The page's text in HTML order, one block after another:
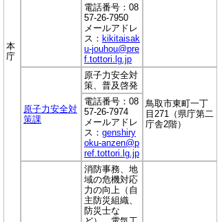
本
庁
電話番号：08
57-26-7950
メールアドレ
ス： kikitaisak
u-jouhou@pre
f.tottori.lg.jp
原子力安全対
策課
原子力安全対
策、普及啓発
鳥取市東町一丁
目271（県庁第二
庁舎2階）
電話番号：08
57-26-7974
メールアドレ
ス： genshiry
oku-anzen@p
ref.tottori.lg.jp
消防事務、地
域の危機対応
力の向上（自
主防災組織、
防災士な